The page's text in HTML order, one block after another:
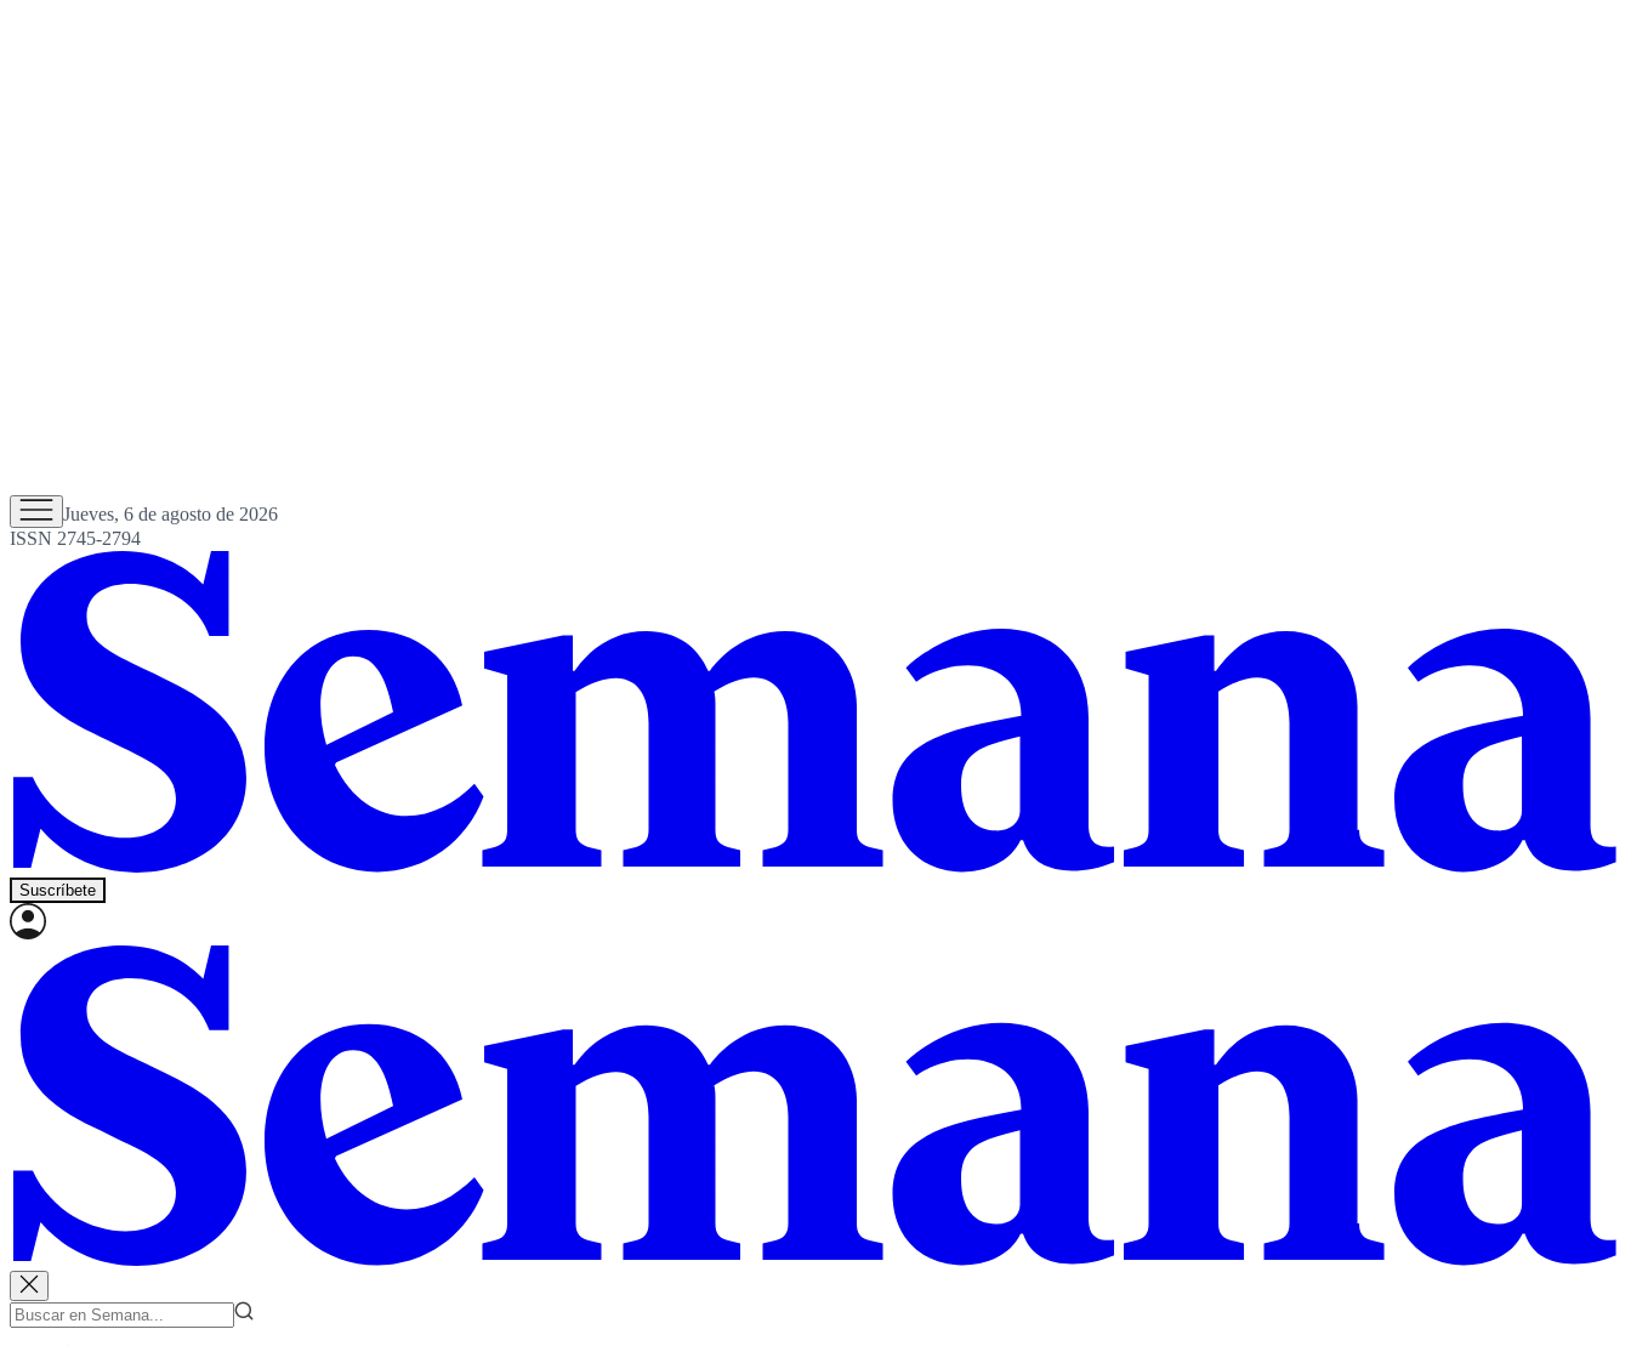
Jueves, 6 de agosto de 2026
ISSN 2745-2794
Suscríbete